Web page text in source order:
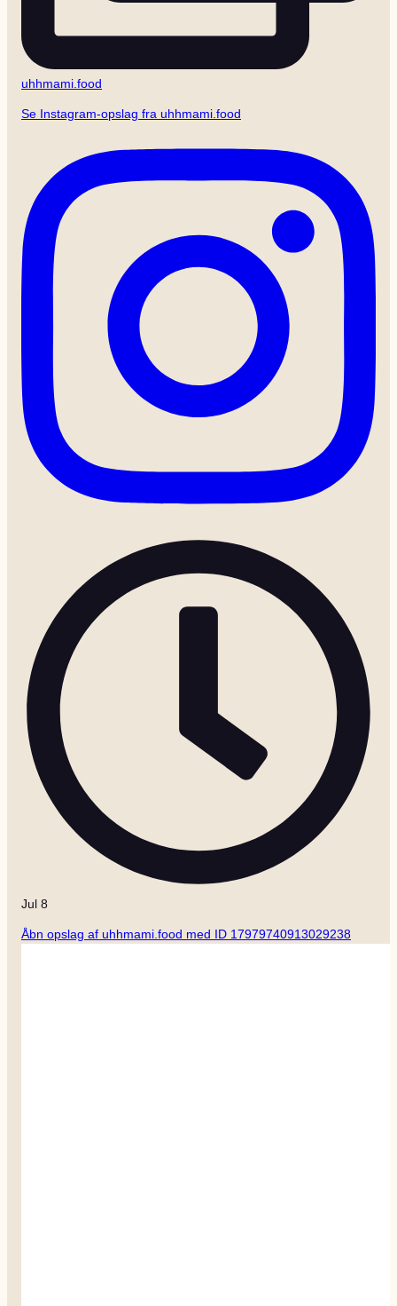
uhhmami.food
Se Instagram-opslag fra uhhmami.food
Jul 8
Åbn opslag af uhhmami.food med ID 17979740913029238